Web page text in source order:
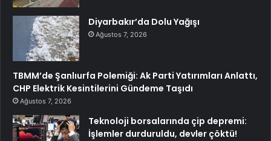
Diyarbakır’da Dolu Yağışı
Ağustos 7, 2026
TBMM’de Şanlıurfa Polemiği: Ak Parti Yatırımları Anlattı,
CHP Elektrik Kesintilerini Gündeme Taşıdı
Ağustos 7, 2026
Teknoloji borsalarında çip depremi:
İşlemler durduruldu, devler çöktü!